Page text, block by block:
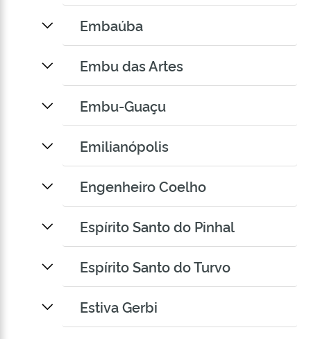
Embaúba
Embu das Artes
Embu-Guaçu
Emilianópolis
Engenheiro Coelho
Espírito Santo do Pinhal
Espírito Santo do Turvo
Estiva Gerbi